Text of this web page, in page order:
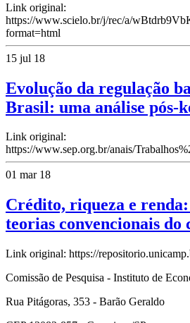
Link original:
https://www.scielo.br/j/rec/a/
format=html
15 jul 18
Evolução da regulação
Brasil: uma análise pós-
Link original:
https://www.sep.org.br/anais/
01 mar 18
Crédito, riqueza e
teorias convencionais do
Link original: https://
Comissão de Pesquisa - Instituto de
Rua Pitágoras, 353 - Barão Geraldo